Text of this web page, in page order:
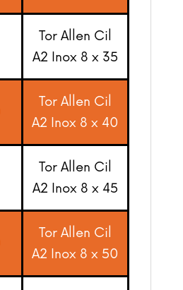
Tor Allen Cil
A2 Inox 8 x 35
Tor Allen Cil
A2 Inox 8 x 40
Tor Allen Cil
A2 Inox 8 x 45
Tor Allen Cil
A2 Inox 8 x 50